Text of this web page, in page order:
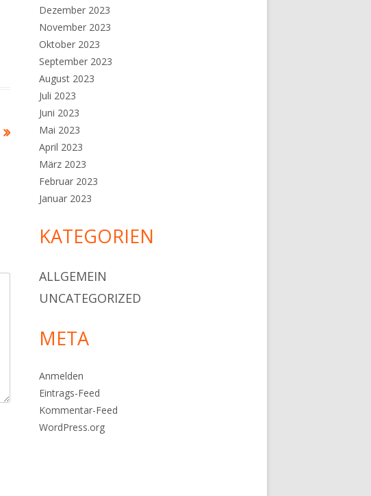
Dezember 2023
November 2023
Oktober 2023
September 2023
August 2023
Juli 2023
Juni 2023
Mai 2023
April 2023
März 2023
Februar 2023
Januar 2023
KATEGORIEN
ALLGEMEIN
UNCATEGORIZED
META
Anmelden
Eintrags-Feed
Kommentar-Feed
WordPress.org